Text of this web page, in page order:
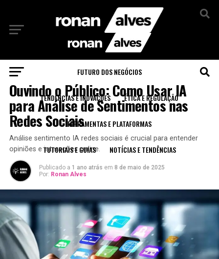
FUTURO DOS NEGÓCIOS
TENDÊNCIAS E INOVAÇÕES ÉTICA E REGULAÇÃO
FERRAMENTAS E PLATAFORMAS
TUTORIAIS E GUIAS NOTÍCIAS E TENDÊNCIAS
FERRAMENTAS E PLATAFORMAS
Ouvindo o Público: Como Usar IA
para Análise de Sentimentos nas
Redes Sociais
Análise sentimento IA redes sociais é crucial para entender
opiniões e interações online.
Publicado a 1 ano atrás em 8 de maio de 2025
Por: Ronan Alves
Sair da versão mobile